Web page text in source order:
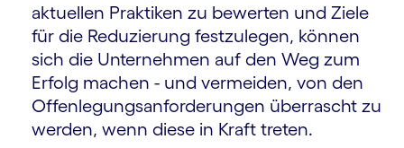
aktuellen Praktiken zu bewerten und Ziele
für die Reduzierung festzulegen, können
sich die Unternehmen auf den Weg zum
Erfolg machen - und vermeiden, von den
Offenlegungsanforderungen überrascht zu
werden, wenn diese in Kraft treten.